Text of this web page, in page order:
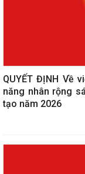
QUYẾT ĐỊNH Về
năng nhân rộng
tạo năm 2026